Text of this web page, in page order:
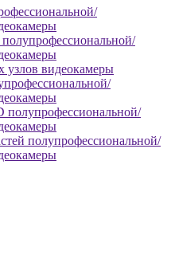
узлов видеокамеры
полупрофессиональной/
полупрофессиональной/